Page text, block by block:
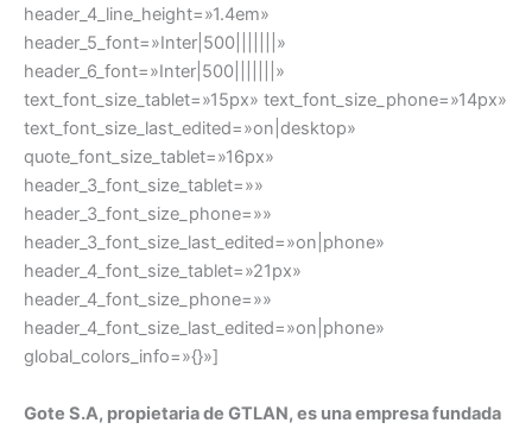
header_4_line_height=»1.4em»
header_5_font=»Inter|500|||||||»
header_6_font=»Inter|500|||||||»
text_font_size_tablet=»15px» text_font_size_phone=»14px»
text_font_size_last_edited=»on|desktop»
quote_font_size_tablet=»16px»
header_3_font_size_tablet=»»
header_3_font_size_phone=»»
header_3_font_size_last_edited=»on|phone»
header_4_font_size_tablet=»21px»
header_4_font_size_phone=»»
header_4_font_size_last_edited=»on|phone»
global_colors_info=»{}»]
Gote S.A, propietaria de GTLAN, es una empresa fundada